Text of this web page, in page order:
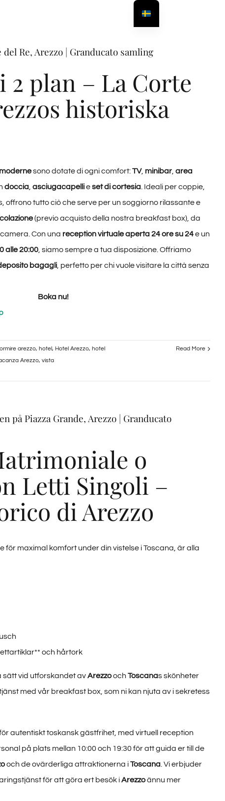
Re, Arezzo | Granducato samling
2 plan – La Corte
historiska
sono dotate di ogni comfort:TV, minibar, area
doccia, asciugacapellieset di cortesia. Ideali per coppie,
offrono tutto ciò che serve per un soggiorno rilassante e
(previo acquisto della nostra breakfast box), da
Con una reception virtuale aperta 24 ore su 24e un
alle 20:00, siamo sempre a tua disposizione. Offriamo
bagagli, perfetto per chi vuole visitare la città senza
Boka nu!
arezzo, hotel, Hotel Arezzo, hotel
Arezzo, vista
Read More
på Piazza Grande, Arezzo | Granducato
o
Letti Singoli –
di Arezzo
för maximal komfort under din vistelse i Toscana, är alla
och hårtork
vid utforskandet avArezzooch Toscanas skönheter
med vår breakfast box, som ni kan njuta av i sekretess
autentiskt toskansk gästfrihet, med virtuell reception
på plats mellan 10:00 och 19:30 för att guida er till de
och de ovärderliga attraktionerna iToscana. Vi erbjuder
för att göra ert besök iArezzoännu mer